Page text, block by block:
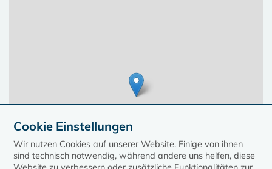
Cookie Einstellungen
Wir nutzen Cookies auf unserer Website. Einige von ihnen
sind technisch notwendig, während andere uns helfen, diese